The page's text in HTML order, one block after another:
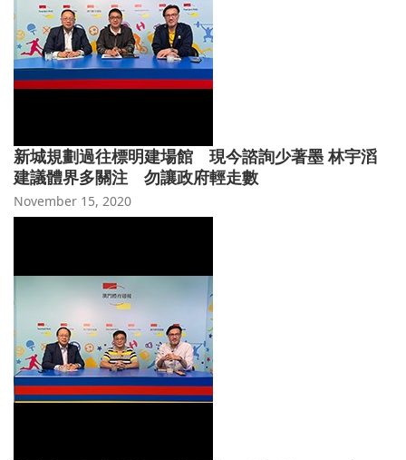
新城規劃過往標明建場館 現今諮詢少著墨 林宇滔
建議體界多關注 勿讓政府輕走數
November 15, 2020